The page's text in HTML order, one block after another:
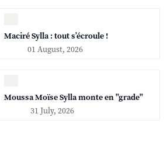
Maciré Sylla : tout s’écroule !
01 August, 2026
Moussa Moïse Sylla monte en "grade"
31 July, 2026